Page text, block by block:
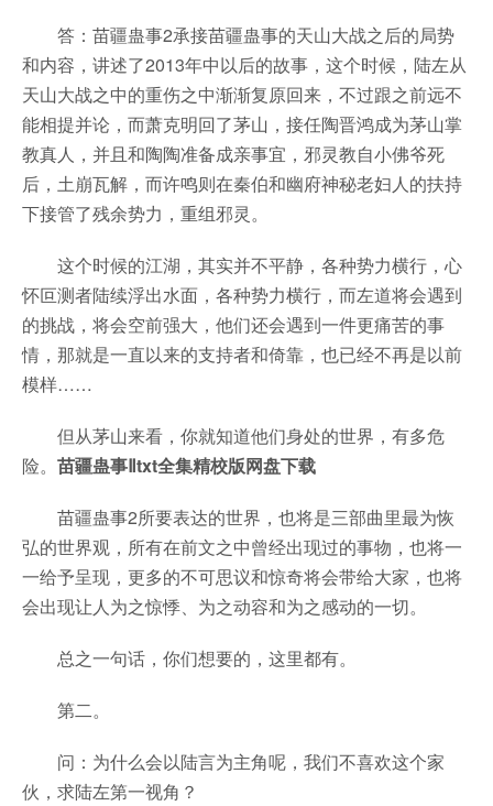
答：苗疆蛊事2承接苗疆蛊事的天山大战之后的局势
和内容，讲述了2013年中以后的故事，这个时候，陆左从
天山大战之中的重伤之中渐渐复原回来，不过跟之前远不
能相提并论，而萧克明回了茅山，接任陶晋鸿成为茅山掌
教真人，并且和陶陶准备成亲事宜，邪灵教自小佛爷死
后，土崩瓦解，而许鸣则在秦伯和幽府神秘老妇人的扶持
下接管了残余势力，重组邪灵。
这个时候的江湖，其实并不平静，各种势力横行，心
怀叵测者陆续浮出水面，各种势力横行，而左道将会遇到
的挑战，将会空前强大，他们还会遇到一件更痛苦的事
情，那就是一直以来的支持者和倚靠，也已经不再是以前
模样……
但从茅山来看，你就知道他们身处的世界，有多危
险。 苗疆蛊事Ⅱtxt全集精校版网盘下载
苗疆蛊事2所要表达的世界，也将是三部曲里最为恢
弘的世界观，所有在前文之中曾经出现过的事物，也将一
一给予呈现，更多的不可思议和惊奇将会带给大家，也将
会出现让人为之惊悸、为之动容和为之感动的一切。
总之一句话，你们想要的，这里都有。
第二。
问：为什么会以陆言为主角呢，我们不喜欢这个家
伙，求陆左第一视角？